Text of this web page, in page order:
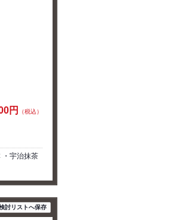
円 （税込）
・宇治抹茶
討リストへ保存